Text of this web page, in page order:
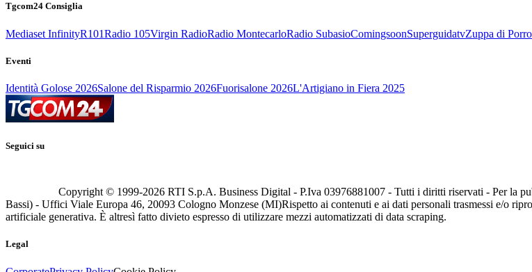
Tgcom24 Consiglia
Mediaset InfinityR101Radio 105Virgin RadioRadio MontecarloRadio SubasioComingsoonSuperguidatvZuppa di Porro
Eventi
Identità Golose 2026Salone del Risparmio 2026Fuorisalone 2026L'Artigiano in Fiera 2025
Seguici su
Copyright © 1999-2026 RTI S.p.A. Business Digital - P.Iva 03976881007 - Tutti i diritti riservati - Per la
Bassi) - Uffici Viale Europa 46, 20093 Cologno Monzese (MI)Rispetto ai contenuti e ai dati personali trasmessi e/o
artificiale generativa. È altresì fatto divieto espresso di utilizzare mezzi automatizzati di data scraping.
Legal